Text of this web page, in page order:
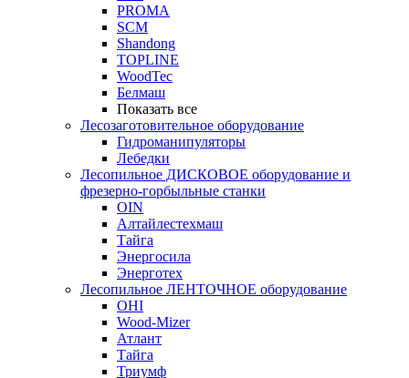
PROMA
SCM
Shandong
TOPLINE
WoodTec
Белмаш
Показать все
Лесозаготовительное оборудование
Гидроманипуляторы
Лебедки
Лесопильное ДИСКОВОЕ оборудование и
фрезерно-горбыльные станки
OIN
Алтайлестехмаш
Тайга
Энергосила
Энерготех
Лесопильное ЛЕНТОЧНОЕ оборудование
OHI
Wood-Mizer
Атлант
Тайга
Триумф